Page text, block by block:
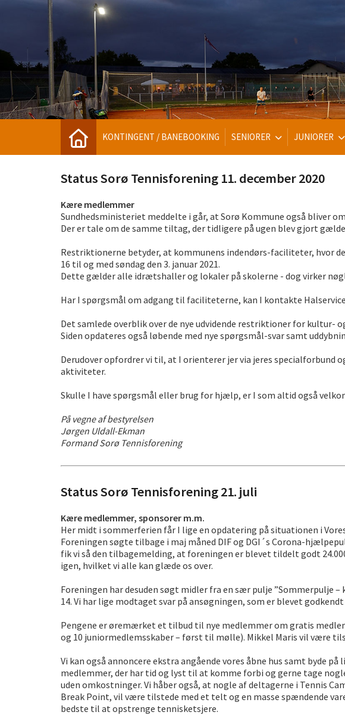
KONTINGENT / BANEBOOKING SENIORER JUNIORER
Status Sorø Tennisforening 11. december 2020
Kære medlemmer
Sundhedsministeriet meddelte i går, at Sorø Kommune også bliver
Der er tale om de samme tiltag, der tidligere på ugen blev gjort
Restriktionerne betyder, at kommunens indendørs-faciliteter, hvor
16 til og med søndag den 3. januar 2021.
Dette gælder alle idrætshaller og lokaler på skolerne - dog virker
Har I spørgsmål om adgang til faciliteterne, kan I kontakte
Det samlede overblik over de nye udvidende restriktioner for kultur-
Siden opdateres også løbende med nye spørgsmål-svar samt
Derudover opfordrer vi til, at I orienterer jer via jeres specialforbund
aktiviteter.
Skulle I have spørgsmål eller brug for hjælp, er I som altid også
På vegne af bestyrelsen
Jørgen Uldall-Ekman
Formand Sorø Tennisforening
Status Sorø Tennisforening 21. juli
Kære medlemmer, sponsorer m.m.
Her midt i sommerferien får I lige en opdatering på situationen i
Foreningen søgte tilbage i maj måned DIF og DGI´s Corona-
fik vi så den tilbagemelding, at foreningen er blevet tildelt godt
igen, hvilket vi alle kan glæde os over.
Foreningen har desuden søgt midler fra en sær pulje ”Sommerpulje
14. Vi har lige modtaget svar på ansøgningen, som er blevet godkendt
Pengene er øremærket et tilbud til nye medlemmer om gratis
og 10 juniormedlemsskaber – først til mølle). Mikkel Maris vil være
Vi kan også annoncere ekstra angående vores åbne hus samt byde
medlemmer, der har tid og lyst til at komme forbi og gerne tage
uden omkostninger. Vi håber også, at nogle af deltagerne i Tennis
Break Point, vil være tilstede med et telt og en masse spændende
bedste til at opstrenge tennisketsjere.